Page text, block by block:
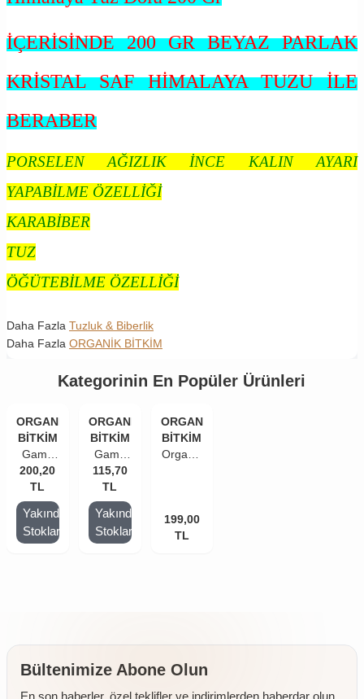
İÇERİSİNDE 200 GR BEYAZ PARLAK
KRİSTAL SAF HİMALAYA TUZU İLE
BERABER
PORSELEN AĞIZLIK İNCE KALIN AYARI
YAPABİLME ÖZELLİĞİ
KARABİBER
TUZ
ÖĞÜTEBİLME ÖZELLİĞİ
Daha Fazla Tuzluk & Biberlik
Daha Fazla ORGANİK BİTKİM
Kategorinin En Popüler Ürünleri
ORGANİK
BİTKİM
Gama
Öğütücü
Cam
Değirmen
150 ml
(Boş) 2
200,20
TL
Yakında
Stoklarda
ORGANİK
BİTKİM
Gama
Öğütücü
Cam
Değirmen
150 ml
(Boş)
115,70
TL
Yakında
Stoklarda
ORGANİK
BİTKİM
Organik
gr
Pembe
199,00
TL
Bültenimize Abone Olun